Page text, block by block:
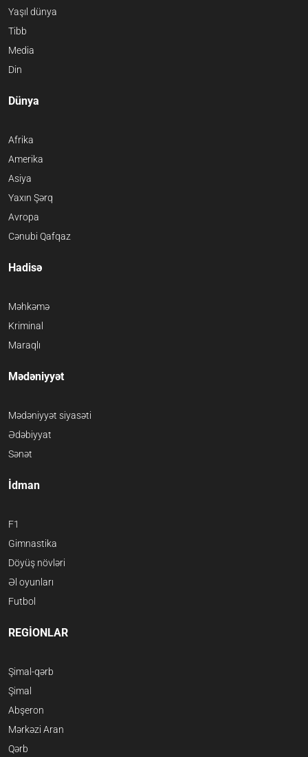
Yaşıl dünya
Tibb
Media
Din
Dünya
Afrika
Amerika
Asiya
Yaxın Şərq
Avropa
Cənubi Qafqaz
Hadisə
Məhkəmə
Kriminal
Maraqlı
Mədəniyyət
Mədəniyyət siyasəti
Ədəbiyyat
Sənət
İdman
F1
Gimnastika
Döyüş növləri
Əl oyunları
Futbol
REGİONLAR
Şimal-qərb
Şimal
Abşeron
Mərkəzi Aran
Qərb